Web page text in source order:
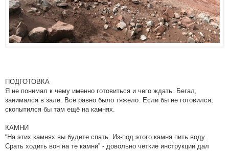
ПОДГОТОВКА
Я не понимал к чему именно готовиться и чего ждать. Бегал,
занимался в зале. Всё равно было тяжело. Если бы не готовился,
скопытился бы там ещё на камнях.
КАМНИ
“На этих камнях вы будете спать. Из-под этого камня пить воду.
Срать ходить вон на те камни” - довольно четкие инструкции дал